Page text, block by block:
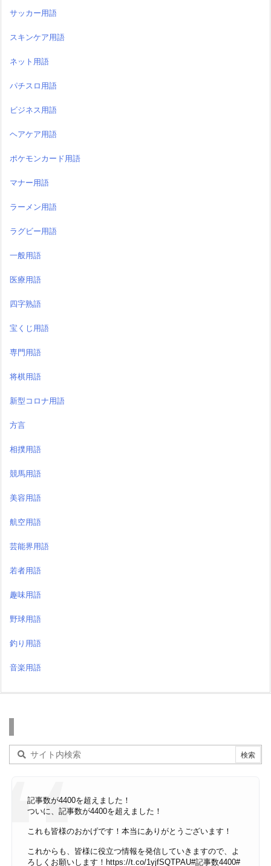
サッカー用語
スキンケア用語
ネット用語
パチスロ用語
ビジネス用語
ヘアケア用語
ポケモンカード用語
マナー用語
ラーメン用語
ラグビー用語
一般用語
医療用語
四字熟語
宝くじ用語
専門用語
将棋用語
新型コロナ用語
方言
相撲用語
競馬用語
美容用語
航空用語
芸能界用語
若者用語
趣味用語
野球用語
釣り用語
音楽用語
記事数が4400を超えました！
ついに、記事数が4400を超えました！
これも皆様のおかげです！本当にありがとうございます！
これからも、皆様に役立つ情報を発信していきますので、よ
ろしくお願いします！ https://t.co/1yjfSQTPAU#記事数4400#